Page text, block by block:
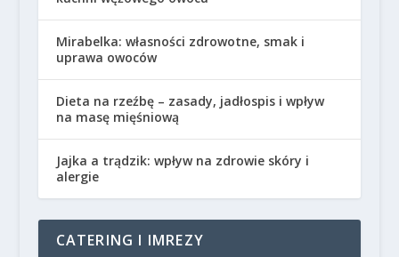
Mirabelka: własności zdrowotne, smak i
uprawa owoców
Dieta na rzeźbę – zasady, jadłospis i wpływ
na masę mięśniową
Jajka a trądzik: wpływ na zdrowie skóry i
alergie
CATERING I IMREZY